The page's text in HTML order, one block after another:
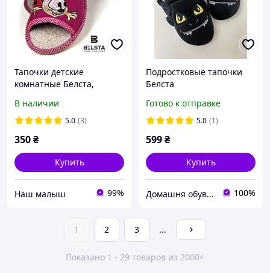
Тапочки детские
комнатные Белста,
В наличии
5.0 (3)
350₴
Купить
‏Наш малыш 99%
Подростковые тапочки
Белста
подростковые дракон
Белста
Готово к отправке
5.0 (1)
599₴
Купить
Домашня обув Харків 100%
1 2 3 ...
Показано 1 - 29 товаров из 2000+